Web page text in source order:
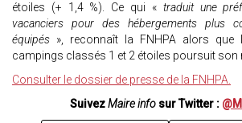
étoiles (+ 1,4 %). Ce qui « traduit une
vacanciers pour des hébergements plus
équipés », reconnaît la FNHPA alors que
campings classés 1 et 2 étoiles poursuit son
Consulter le dossier de presse de la FNHPA.
SuivezMaire info sur Twitter :